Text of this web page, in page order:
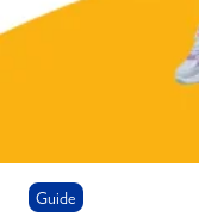
Uomo
Sport
Guide